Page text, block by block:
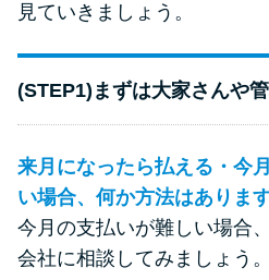
ソフト闇金
の対処法
申し込みブ
安や審査に
見ていきましょう。
(STEP1)まずは大家さんや
来月になったら払える・今
い場合、何か方法はありま
今月の支払いが難しい場合
会社に相談してみましょう。